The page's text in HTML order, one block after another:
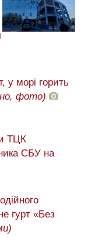
у морі горить
фото)
ТЦК
СБУ на
гурт «Без